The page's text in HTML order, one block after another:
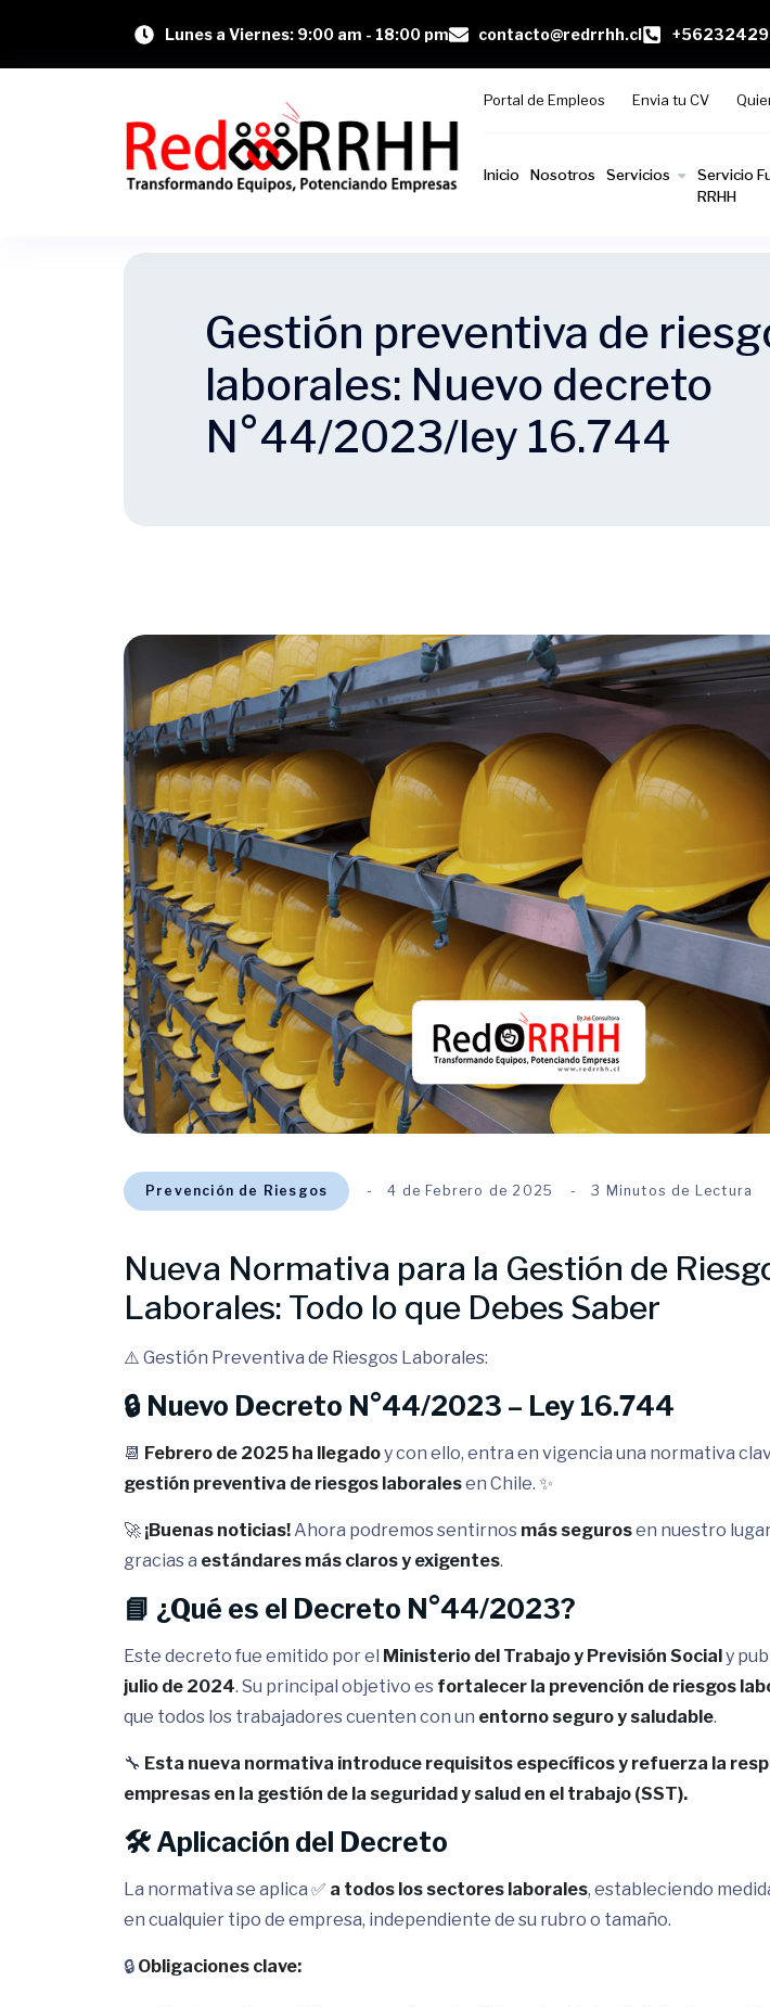
Lunes a Viernes: 9:00 am - 18:00 pm contacto@redrrhh.cl
Portal de Empleos Envia tu CV
Inicio Nosotros Servicios
Servicio
RRHH
Gestión preventiva de
laborales: Nuevo decreto
N°44/2023/ley 16.744
Prevención de Riesgos 4 de Febrero de 2025 3 Minutos de Lectura
Nueva Normativa para la Gestión de
Laborales: Todo lo que Debes Saber
⚠️ Gestión Preventiva de Riesgos Laborales:
🔒 Nuevo Decreto N°44/2023 – Ley 16.744
📆 Febrero de 2025 ha llegadoy con ello, entra en vigencia una normativa
gestión preventiva de riesgos laboralesen Chile. ✨
🚀 ¡Buenas noticias!Ahora podremos sentirnos más segurosen nuestro
gracias a estándares más claros y exigentes.
📘 ¿Qué es el Decreto N°44/2023?
Este decreto fue emitido por el Ministerio del Trabajo y Previsión Socialy
julio de 2024. Su principal objetivo es fortalecer la prevención de riesgos
que todos los trabajadores cuenten con un entorno seguro y saludable.
🔧 Esta nueva normativa introduce requisitos específicos y refuerza la
empresas en la gestión de la seguridad y salud en el trabajo (SST).
🛠️ Aplicación del Decreto
La normativa se aplica ✅ a todos los sectores laborales, estableciendo
en cualquier tipo de empresa, independiente de su rubro o tamaño.
🔒 Obligaciones clave: